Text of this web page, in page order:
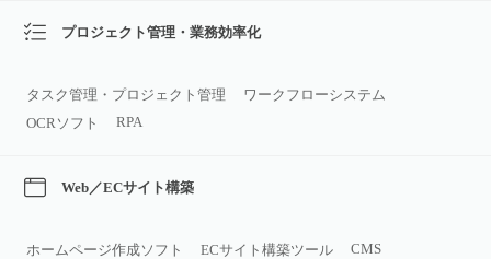
プロジェクト管理・業務効率化
タスク管理・プロジェクト管理
ワークフローシステム
OCRソフト
RPA
Web／ECサイト構築
ホームページ作成ソフト ECサイト構築ツール CMS